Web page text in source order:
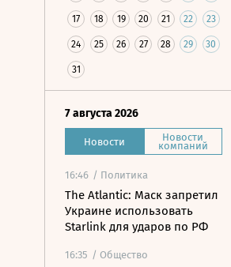
17 18 19 20 21 22 23
24 25 26 27 28 29 30
31
7 августа 2026
Новости Новости
компаний
16:46 / Политика
The Atlantic: Маск запретил
Украине использовать
Starlink для ударов по РФ
16:35 / Общество